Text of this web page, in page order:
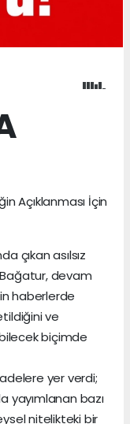
Açıklanması İçin
çıkan asılsız
devam
haberlerde
ve
biçimde
yer verdi;
yayımlanan bazı
nitelikteki bir